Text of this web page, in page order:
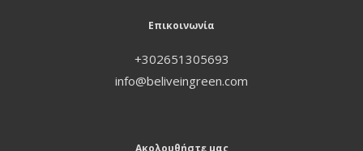
Επικοινωνία
+302651305693
info@beliveingreen.com